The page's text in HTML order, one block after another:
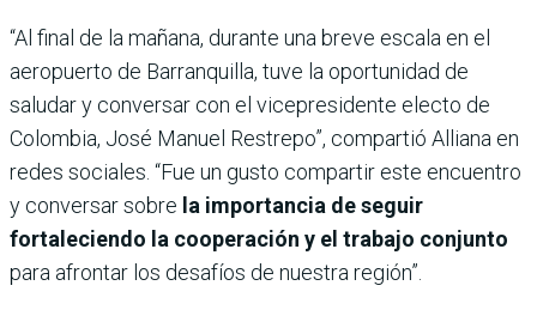
“Al final de la mañana, durante una breve escala en el
aeropuerto de Barranquilla, tuve la oportunidad de
saludar y conversar con el vicepresidente electo de
Colombia, José Manuel Restrepo”, compartió Alliana en
redes sociales. “Fue un gusto compartir este encuentro
y conversar sobre la importancia de seguir
fortaleciendo la cooperación y el trabajo conjunto
para afrontar los desafíos de nuestra región”.